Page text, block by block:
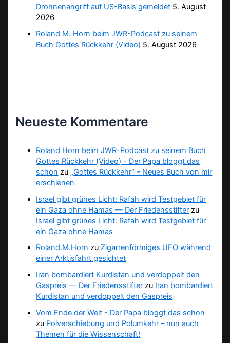
Drohnenangriff auf US-Basis gemeldet 5. August
2026
Roland M. Horn beim JWR-Podcast zu seinem
Buch Gottes Rückkehr (Video) 5. August 2026
Neueste Kommentare
Roland Horn beim JWR-Podcast zu seinem Buch
Gottes Rückkehr (Video) - Der Papa bloggt das
schon zu „Gottes Rückkehr“ – Neues Buch von mir
erschienen
Israel gibt grünes Licht: Rafah wird Testgebiet für
ein Gaza ohne Hamas — Der Friedensstifter zu
Israel gibt grünes Licht: Rafah wird Testgebiet für
ein Gaza ohne Hamas
Roland.M.Horn zu Zigarrenförmiges UFO während
einer Arktisfahrt gesichtet
Iran bombardiert Kurdistan und verdoppelt den
Gaspreis — Der Friedensstifter zu Iran bombardiert
Kurdistan und verdoppelt den Gaspreis
Vom Ende der Welt - Der Papa bloggt das schon
zu Polverschiebung und Polumkehr – nun auch
Themen für die Wissenschaft!